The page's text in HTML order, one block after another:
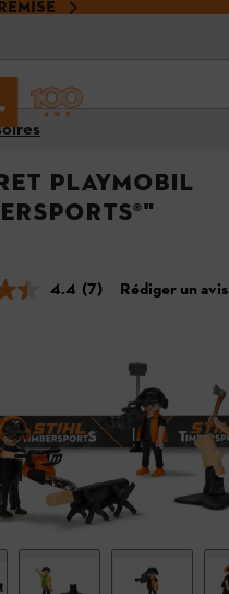
Playmobil
4.4 (7) Rédiger un avis